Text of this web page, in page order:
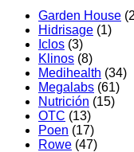
Garden House
Hidrisage (1)
Iclos (3)
Klinos (8)
Medihealth (34)
Megalabs (61)
Nutrición (15)
OTC (13)
Poen (17)
Rowe (47)